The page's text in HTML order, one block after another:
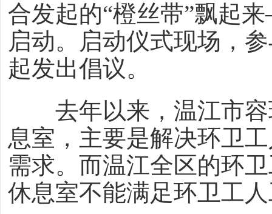
合发起的“橙丝带”飘起
启动。启动仪式现场，
起发出倡议。
去年以来，温江市容
息室，主要是解决环卫
需求。而温江全区的环
休息室不能满足环卫工